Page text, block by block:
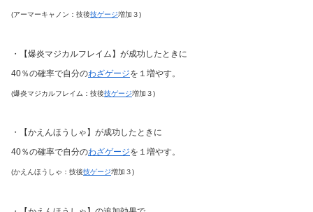
(アーマーキャノン：技後技ゲージ増加３)
・【爆炎マジカルフレイム】が成功したときに
40％の確率で自分のわざゲージを１増やす。
(爆炎マジカルフレイム：技後技ゲージ増加３)
・【かえんほうしゃ】が成功したときに
40％の確率で自分のわざゲージを１増やす。
(かえんほうしゃ：技後技ゲージ増加３)